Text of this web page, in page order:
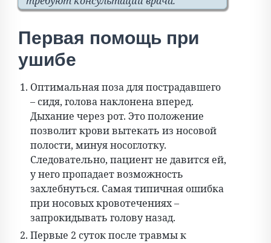
Первая помощь при
ушибе
Оптимальная поза для пострадавшего
– сидя, голова наклонена вперед.
Дыхание через рот. Это положение
позволит крови вытекать из носовой
полости, минуя носоглотку.
Следовательно, пациент не давится ей,
у него пропадает возможность
захлебнуться. Самая типичная ошибка
при носовых кровотечениях –
запрокидывать голову назад.
Первые 2 суток после травмы к